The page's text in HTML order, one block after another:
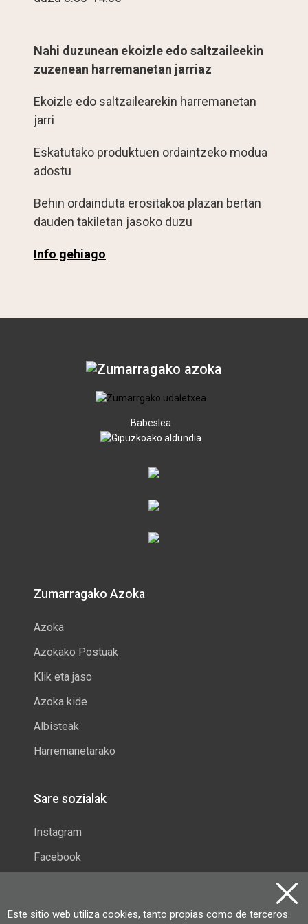
Este sitio web utiliza cookies, tanto propias como de terceros.
Nahi duzunean ekoizle edo saltzaileekin
zuzenean harremanetan jarriaz
Ekoizle edo saltzailearekin harremanetan
jarri
Eskatutako produktuen ordaintzeko modua
adostu
Behin ordainduta erositakoa plazan bertan
dauden takiletan jasoko duzu
Info gehiago
Babeslea
Zumarragako Azoka
Azoka
Azokako Postuak
Klik eta jaso
Azoka kide
Albisteak
Harremanetarako
Sare sozialak
Instagram
Facebook